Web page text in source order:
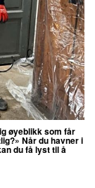
øyeblikk som får
Når du havner i
du få lyst til å